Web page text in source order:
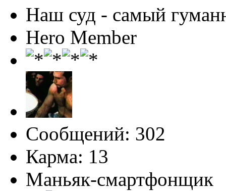
Наш суд - самый
Hero Member
Сообщений: 302
Карма: 13
Маньяк-смартфонщик